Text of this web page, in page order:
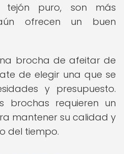
puro, son más
ofrecen un buen
brocha de afeitar de
de elegir una que se
y presupuesto.
brochas requieren un
mantener su calidad y
del tiempo.